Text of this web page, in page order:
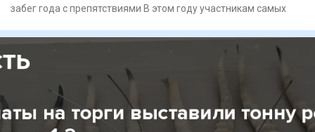
забег года с препятствиями В этом году участникам самых